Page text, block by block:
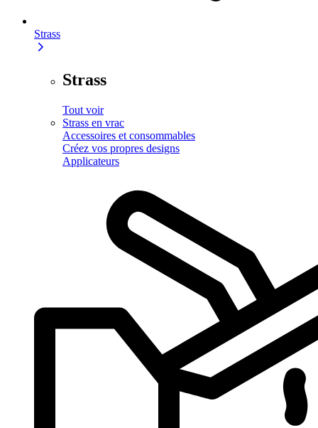
Strass
Strass
Tout voir
Strass en vrac
Accessoires et consommables
Créez vos propres designs
Applicateurs